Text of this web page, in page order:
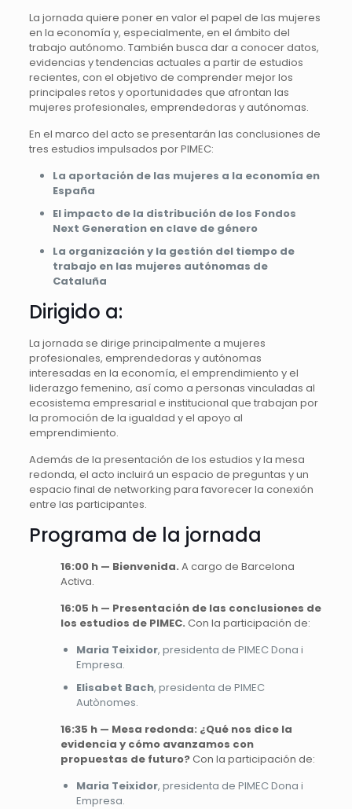
La jornada quiere poner en valor el papel de las mujeres
en la economía y, especialmente, en el ámbito del
trabajo autónomo. También busca dar a conocer datos,
evidencias y tendencias actuales a partir de estudios
recientes, con el objetivo de comprender mejor los
principales retos y oportunidades que afrontan las
mujeres profesionales, emprendedoras y autónomas.
En el marco del acto se presentarán las conclusiones de
tres estudios impulsados por PIMEC:
La aportación de las mujeres a la economía en
España
El impacto de la distribución de los Fondos
Next Generation en clave de género
La organización y la gestión del tiempo de
trabajo en las mujeres autónomas de
Cataluña
Dirigido a:
La jornada se dirige principalmente a mujeres
profesionales, emprendedoras y autónomas
interesadas en la economía, el emprendimiento y el
liderazgo femenino, así como a personas vinculadas al
ecosistema empresarial e institucional que trabajan por
la promoción de la igualdad y el apoyo al
emprendimiento.
Además de la presentación de los estudios y la mesa
redonda, el acto incluirá un espacio de preguntas y un
espacio final de networking para favorecer la conexión
entre las participantes.
Programa de la jornada
16:00 h — Bienvenida. A cargo de Barcelona
Activa.
16:05 h — Presentación de las conclusiones de
los estudios de PIMEC. Con la participación de:
Maria Teixidor, presidenta de PIMEC Dona i
Empresa.
Elisabet Bach, presidenta de PIMEC
Autònomes.
16:35 h — Mesa redonda: ¿Qué nos dice la
evidencia y cómo avanzamos con
propuestas de futuro?Con la participación de:
Maria Teixidor, presidenta de PIMEC Dona i
Empresa.